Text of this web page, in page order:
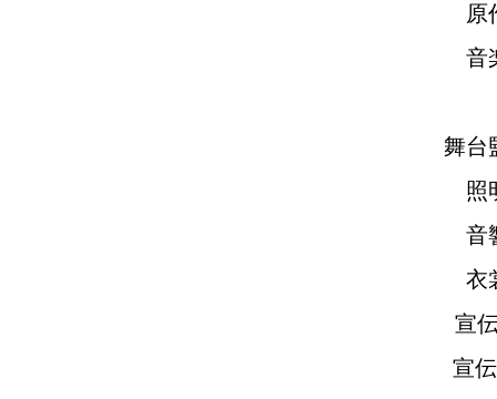
原
音
舞台
照
音
衣
宣
宣